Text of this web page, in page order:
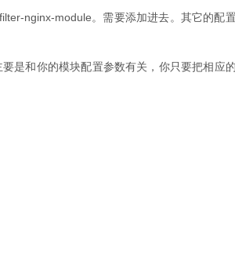
nginx-module。需要添加进去。其它的配
和你的模块配置参数有关，你只要把相应